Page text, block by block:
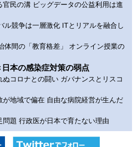
の溝 ビッグデータの公益利用は進
競争は一層激化 ITとリアルを融合し
間の「教育格差」 オンライン授業の
本の感染症対策の弱点
ロナとの闘い ガバナンスとリスコ
域で偏在 自由な病院経営が生んだ
行政医が日本で育たない理由